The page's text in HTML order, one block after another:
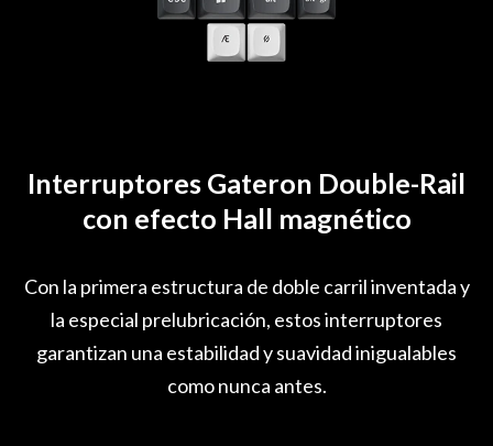
Interruptores Gateron Double-Rail
con efecto Hall magnético
Con la primera estructura de doble carril inventada y
la especial prelubricación, estos interruptores
garantizan una estabilidad y suavidad inigualables
como nunca antes.